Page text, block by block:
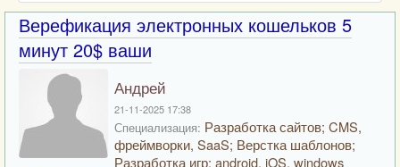
Верефикация электронных кошельков 5
минут 20$ ваши
Андрей
21-11-2025 17:38
Специализация: Разработка сайтов; CMS,
фреймворки, SaaS; Верстка шаблонов;
Разработка игр; android, iOS, windows